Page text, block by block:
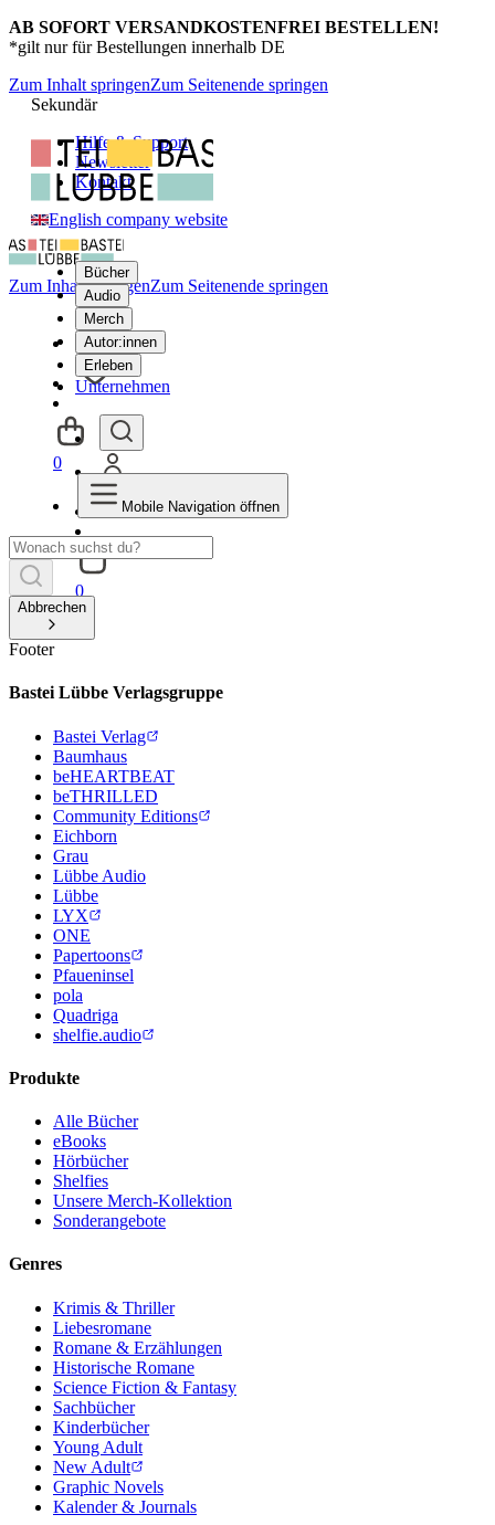
AB SOFORT VERSANDKOSTENFREI BESTELLEN!
*gilt nur für Bestellungen innerhalb DE
Zum Inhalt springenZum Seitenende springen
Sekundär
Hilfe & Support
Newsletter
Kontakt
English company website
Bücher
Audio
Merch
Autor:innen
Erleben
Unternehmen
0
Zum Inhalt springenZum Seitenende springen
0
Mobile Navigation öffnen
Abbrechen
Footer
Bastei Lübbe Verlagsgruppe
Bastei Verlag
Baumhaus
beHEARTBEAT
beTHRILLED
Community Editions
Eichborn
Grau
Lübbe Audio
Lübbe
LYX
ONE
Papertoons
Pfaueninsel
pola
Quadriga
shelfie.audio
Produkte
Alle Bücher
eBooks
Hörbücher
Shelfies
Unsere Merch-Kollektion
Sonderangebote
Genres
Krimis & Thriller
Liebesromane
Romane & Erzählungen
Historische Romane
Science Fiction & Fantasy
Sachbücher
Kinderbücher
Young Adult
New Adult
Graphic Novels
Kalender & Journals